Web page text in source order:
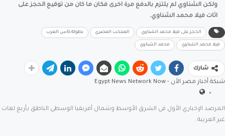
ولكن الشناوي لم يلتزم بالدفع مرة اخرى فكان ما كان من توقيع الحجز على
اثات فيلا محمد الشناوي.
الحجز على فيلا محمد الشناوي المنتخب المصري بطولة كأس العرب
فيلا محمد الشناوي محمد الشناوي
شارك
شبكة أخبار مصر الأن - Egypt News Network Now
المرصد الإخباري الأول فى الشرق الأوسط وشمال أفريقيا الوسطى الناطق بأربع لغات
غير العربية .